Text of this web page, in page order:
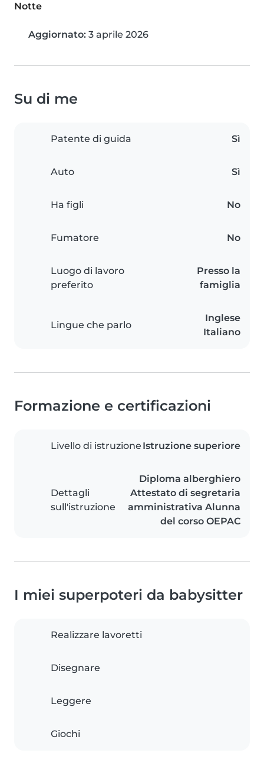
Notte
Aggiornato: 3 aprile 2026
Su di me
Patente di guida Sì
Auto Sì
Ha figli No
Fumatore No
Luogo di lavoro
preferito
Presso la
famiglia
Lingue che parlo
Inglese
Italiano
Formazione e certificazioni
Livello di istruzione Istruzione superiore
Dettagli
sull'istruzione
Diploma alberghiero
Attestato di segretaria
amministrativa Alunna
del corso OEPAC
I miei superpoteri da babysitter
Realizzare lavoretti
Disegnare
Leggere
Giochi